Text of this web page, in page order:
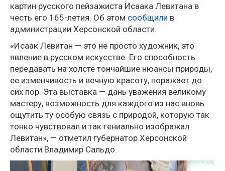
картин русского пейзажиста Исаака Левитана в
честь его 165-летия. Об этом сообщили в
администрации Херсонской области.
«Исаак Левитан — это не просто художник, это
явление в русском искусстве. Его способность
передавать на холсте тончайшие нюансы природы,
ее изменчивость и вечную красоту, поражает до
сих пор. Эта выставка — дань уважения великому
мастеру, возможность для каждого из нас вновь
ощутить ту особую связь с природой, которую так
тонко чувствовал и так гениально изображал
Левитан», — отметил губернатор Херсонской
области Владимир Сальдо.